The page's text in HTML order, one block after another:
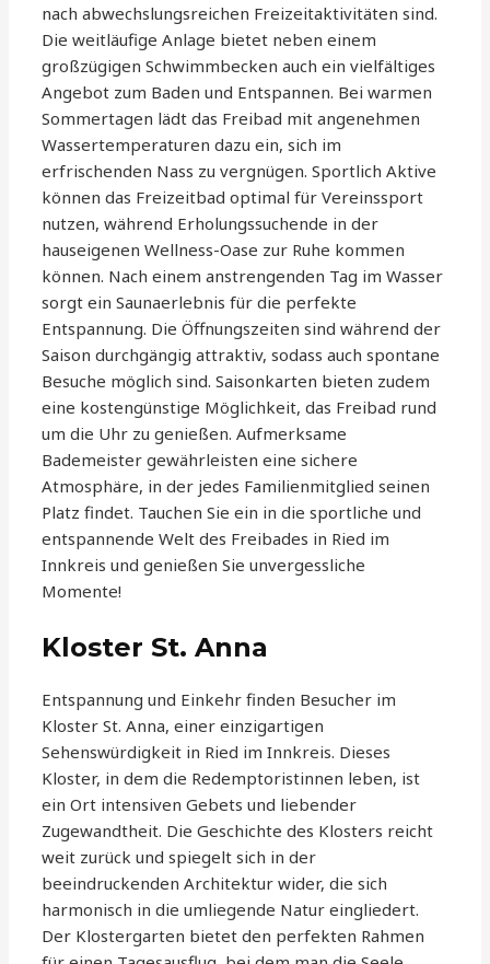
nach abwechslungsreichen Freizeitaktivitäten sind.
Die weitläufige Anlage bietet neben einem
großzügigen Schwimmbecken auch ein vielfältiges
Angebot zum Baden und Entspannen. Bei warmen
Sommertagen lädt das Freibad mit angenehmen
Wassertemperaturen dazu ein, sich im
erfrischenden Nass zu vergnügen. Sportlich Aktive
können das Freizeitbad optimal für Vereinssport
nutzen, während Erholungssuchende in der
hauseigenen Wellness-Oase zur Ruhe kommen
können. Nach einem anstrengenden Tag im Wasser
sorgt ein Saunaerlebnis für die perfekte
Entspannung. Die Öffnungszeiten sind während der
Saison durchgängig attraktiv, sodass auch spontane
Besuche möglich sind. Saisonkarten bieten zudem
eine kostengünstige Möglichkeit, das Freibad rund
um die Uhr zu genießen. Aufmerksame
Bademeister gewährleisten eine sichere
Atmosphäre, in der jedes Familienmitglied seinen
Platz findet. Tauchen Sie ein in die sportliche und
entspannende Welt des Freibades in Ried im
Innkreis und genießen Sie unvergessliche
Momente!
Kloster St. Anna
Entspannung und Einkehr finden Besucher im
Kloster St. Anna, einer einzigartigen
Sehenswürdigkeit in Ried im Innkreis. Dieses
Kloster, in dem die Redemptoristinnen leben, ist
ein Ort intensiven Gebets und liebender
Zugewandtheit. Die Geschichte des Klosters reicht
weit zurück und spiegelt sich in der
beeindruckenden Architektur wider, die sich
harmonisch in die umliegende Natur eingliedert.
Der Klostergarten bietet den perfekten Rahmen